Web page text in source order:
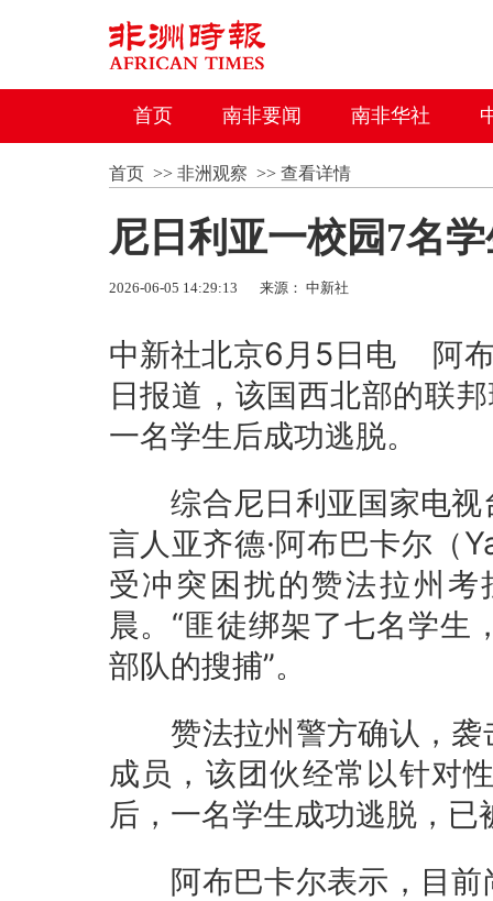
首页 南非要闻 南非华社
首页>> 非洲观察 >> 查看详情
尼日利亚一校园7名
2026-06-05 14:29:13 来源： 中新社
中新社北京6月5日电 阿
日报道，该国西北部的联
一名学生后成功逃脱。
综合尼日利亚国家电视
言人亚齐德·阿布巴卡尔（
受冲突困扰的赞法拉州
晨。“匪徒绑架了七名学生
部队的搜捕”。
赞法拉州警方确认，袭
成员，该团伙经常以针对
后，一名学生成功逃脱，已
阿布巴卡尔表示，目前